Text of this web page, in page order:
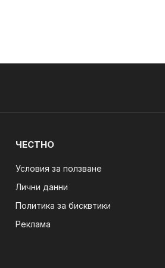
ЧЕСТНО
Условия за ползване
Лични данни
Политика за бисквтики
Реклама